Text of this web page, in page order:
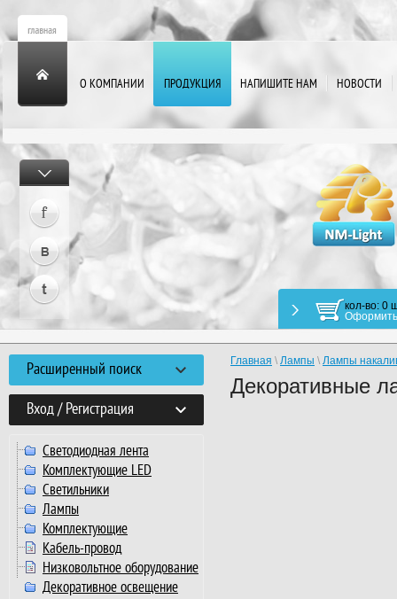
О КОМПАНИИ ПРОДУКЦИЯ НАПИШИТЕ НАМ НОВОСТИ
кол-во: 0
Оформить
Расширенный поиск
Вход / Регистрация
Светодиодная лента
Комплектующие LED
Светильники
Лампы
Комплектующие
Кабель-провод
Низковольтное оборудование
Декоративное освещение
Главная \ Лампы \ Лампы
Декоративные